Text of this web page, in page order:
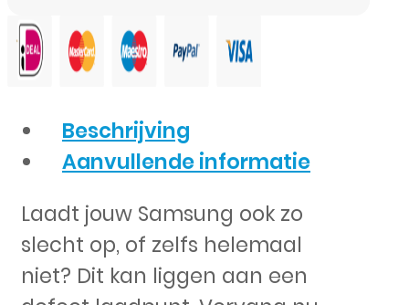
Beschrijving
Aanvullende informatie
Laadt jouw Samsung ook zo
slecht op, of zelfs helemaal
niet? Dit kan liggen aan een